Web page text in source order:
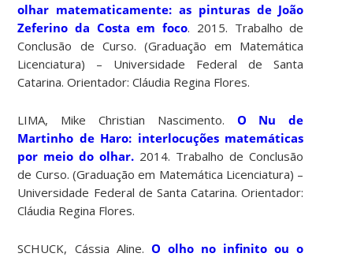
olhar matematicamente: as pinturas de João
Zeferino da Costa em foco. 2015. Trabalho de
Conclusão de Curso. (Graduação em Matemática
Licenciatura) – Universidade Federal de Santa
Catarina. Orientador: Cláudia Regina Flores.
LIMA, Mike Christian Nascimento. O Nu de
Martinho de Haro: interlocuções matemáticas
por meio do olhar. 2014. Trabalho de Conclusão
de Curso. (Graduação em Matemática Licenciatura) –
Universidade Federal de Santa Catarina. Orientador:
Cláudia Regina Flores.
SCHUCK, Cássia Aline. O olho no infinito ou o